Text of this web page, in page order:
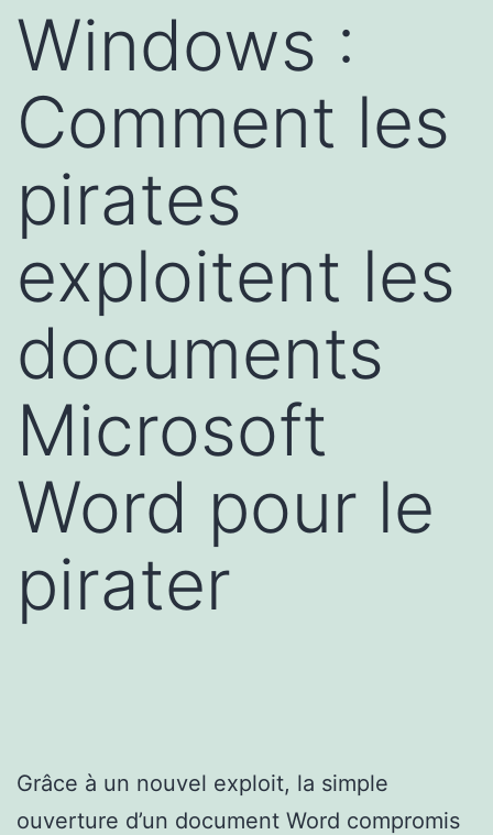
Windows :
Comment les
pirates
exploitent les
documents
Microsoft
Word pour le
pirater
Grâce à un nouvel exploit, la simple
ouverture d’un document Word compromis